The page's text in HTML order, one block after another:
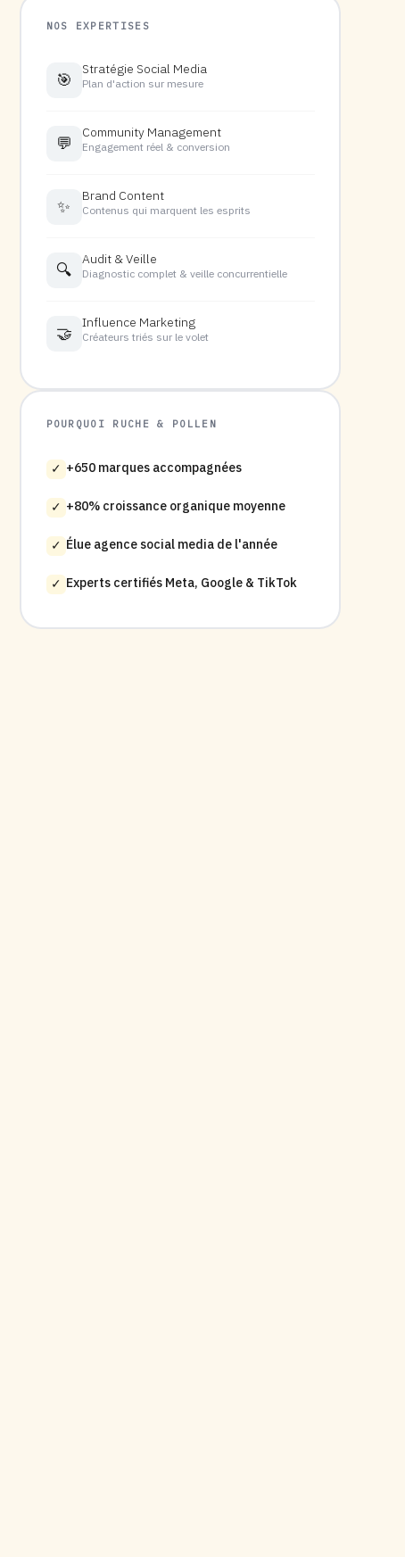
NOS EXPERTISES
🎯
Stratégie Social Media
Plan d'action sur mesure
💬
Community Management
Engagement réel & conversion
✨
Brand Content
Contenus qui marquent les esprits
🔍
Audit & Veille
Diagnostic complet & veille concurrentielle
🤝
Influence Marketing
Créateurs triés sur le volet
POURQUOI RUCHE & POLLEN
✓ +650 marques accompagnées
✓ +80% croissance organique moyenne
✓ Élue agence social media de l'année
✓ Experts certifiés Meta, Google & TikTok